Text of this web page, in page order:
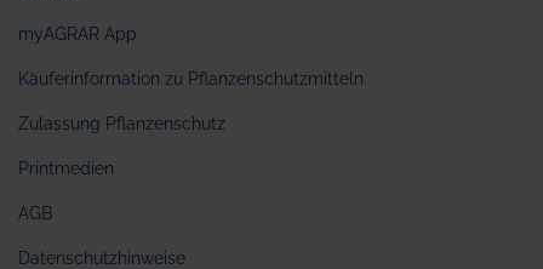
myAGRAR App
Käuferinformation zu Pflanzenschutzmitteln
Zulassung Pflanzenschutz
Printmedien
AGB
Datenschutzhinweise